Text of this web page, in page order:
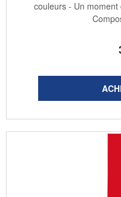
couleurs - Un